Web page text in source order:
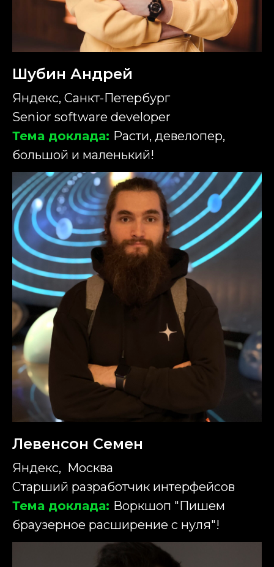
Шубин Андрей
Яндекс, Санкт-Петербург
Senior software developer
Тема доклада: Расти, девелопер,
большой и маленький!
Левенсон Семен
Яндекс, Москва
Старший разработчик интерфейсов
Тема доклада: Воркшоп "Пишем
браузерное расширение с нуля"!